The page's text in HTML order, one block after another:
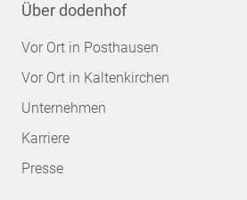
Über dodenhof
Vor Ort in Posthausen
Vor Ort in Kaltenkirchen
Unternehmen
Karriere
Presse